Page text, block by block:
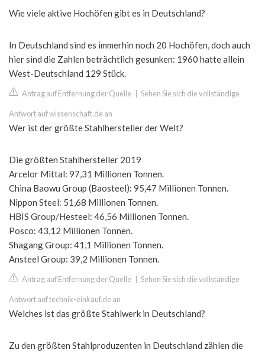
Wie viele aktive Hochöfen gibt es in Deutschland?
In Deutschland sind es immerhin noch 20 Hochöfen, doch auch
hier sind die Zahlen beträchtlich gesunken: 1960 hatte allein
West-Deutschland 129 Stück.
Antrag auf Entfernung der Quelle Sehen Sie sich die vollständige
Antwort auf wissenschaft.de an
Wer ist der größte Stahlhersteller der Welt?
Die größten Stahlhersteller 2019
Arcelor Mittal: 97,31 Millionen Tonnen.
China Baowu Group (Baosteel): 95,47 Millionen Tonnen.
Nippon Steel: 51,68 Millionen Tonnen.
HBIS Group/Hesteel: 46,56 Millionen Tonnen.
Posco: 43,12 Millionen Tonnen.
Shagang Group: 41,1 Millionen Tonnen.
Ansteel Group: 39,2 Millionen Tonnen.
Antrag auf Entfernung der Quelle Sehen Sie sich die vollständige
Antwort auf technik-einkauf.de an
Welches ist das größte Stahlwerk in Deutschland?
Zu den größten Stahlproduzenten in Deutschland zählen die